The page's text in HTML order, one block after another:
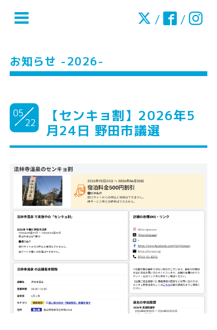
/ /
お知らせ -2026-
05
22
【センキョ割】2026年5
月24日 野田市議選